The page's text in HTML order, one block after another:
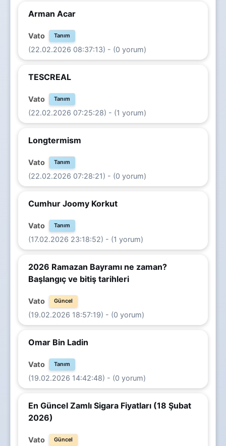
Arman Acar
Vato Tanım
(22.02.2026 08:37:13) - (0 yorum)
TESCREAL
Vato Tanım
(22.02.2026 07:25:28) - (1 yorum)
Longtermism
Vato Tanım
(22.02.2026 07:28:21) - (0 yorum)
Cumhur Joomy Korkut
Vato Tanım
(17.02.2026 23:18:52) - (1 yorum)
2026 Ramazan Bayramı ne zaman?
Başlangıç ve bitiş tarihleri
Vato Güncel
(19.02.2026 18:57:19) - (0 yorum)
Omar Bin Ladin
Vato Tanım
(19.02.2026 14:42:48) - (0 yorum)
En Güncel Zamlı Sigara Fiyatları (18 Şubat
2026)
Vato Güncel